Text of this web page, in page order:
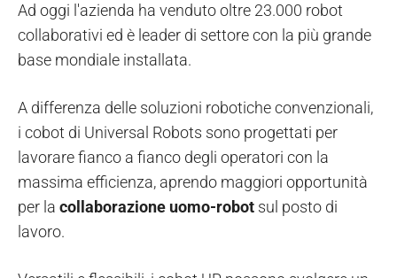
Ad oggi l'azienda ha venduto oltre 23.000 robot
collaborativi ed è leader di settore con la più grande
base mondiale installata.
A differenza delle soluzioni robotiche convenzionali,
i cobot di Universal Robots sono progettati per
lavorare fianco a fianco degli operatori con la
massima efficienza, aprendo maggiori opportunità
per la collaborazione uomo-robot sul posto di
lavoro.